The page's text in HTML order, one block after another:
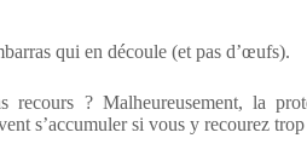
qui en découle (et pas d’œufs).
? Malheureusement, la
s’accumuler si vous y recourez